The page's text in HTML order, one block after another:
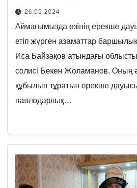
26.09.2024
Аймағымызда өзінің ерекше
етіп жүрген азаматтар
Иса Байзақов атындағы
солисі Бекен Жоламанов. Оның
құбылып тұратын ерекше
павлодарлық…